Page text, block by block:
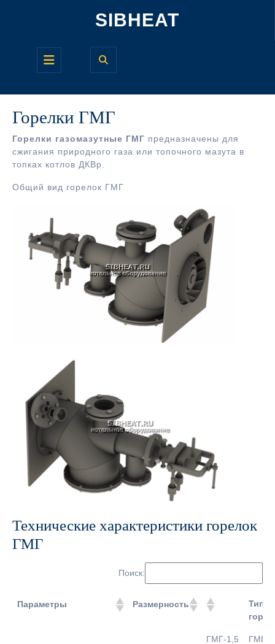
SIBHEAT
Кнопка
Горелки ГМГ
Горелки газомазутные ГМГ предназначены для
сжигания природного газа или топочного мазута в
топках котлов ДКВр.
Общий вид горелок ГМГ
Технические характеристики горелок
ГМГ
Поиск:
Параметры Размерность
Тип
Тип
ГМГ-1,5 ГМГ-2